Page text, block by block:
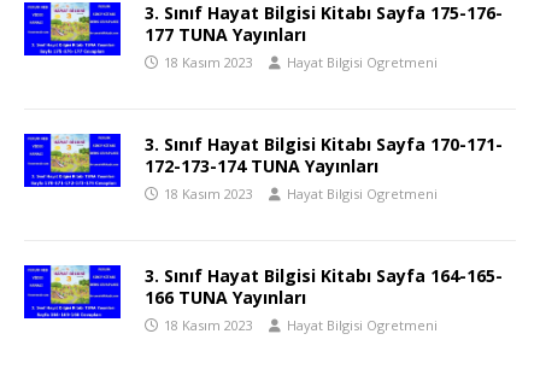
3. Sınıf Hayat Bilgisi Kitabı Sayfa 175-176-
177 TUNA Yayınları
18 Kasım 2023 Hayat Bilgisi Ogretmeni
3. Sınıf Hayat Bilgisi Kitabı Sayfa 170-171-
172-173-174 TUNA Yayınları
18 Kasım 2023 Hayat Bilgisi Ogretmeni
3. Sınıf Hayat Bilgisi Kitabı Sayfa 164-165-
166 TUNA Yayınları
18 Kasım 2023 Hayat Bilgisi Ogretmeni